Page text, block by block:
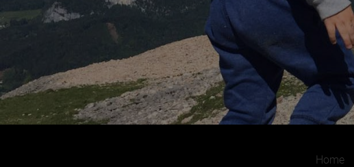
BEITRÄGE IN MEINER NÄHE ANZEIGEN
Home